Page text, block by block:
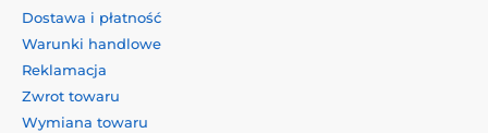
Dostawa i płatność
Warunki handlowe
Reklamacja
Zwrot towaru
Wymiana towaru